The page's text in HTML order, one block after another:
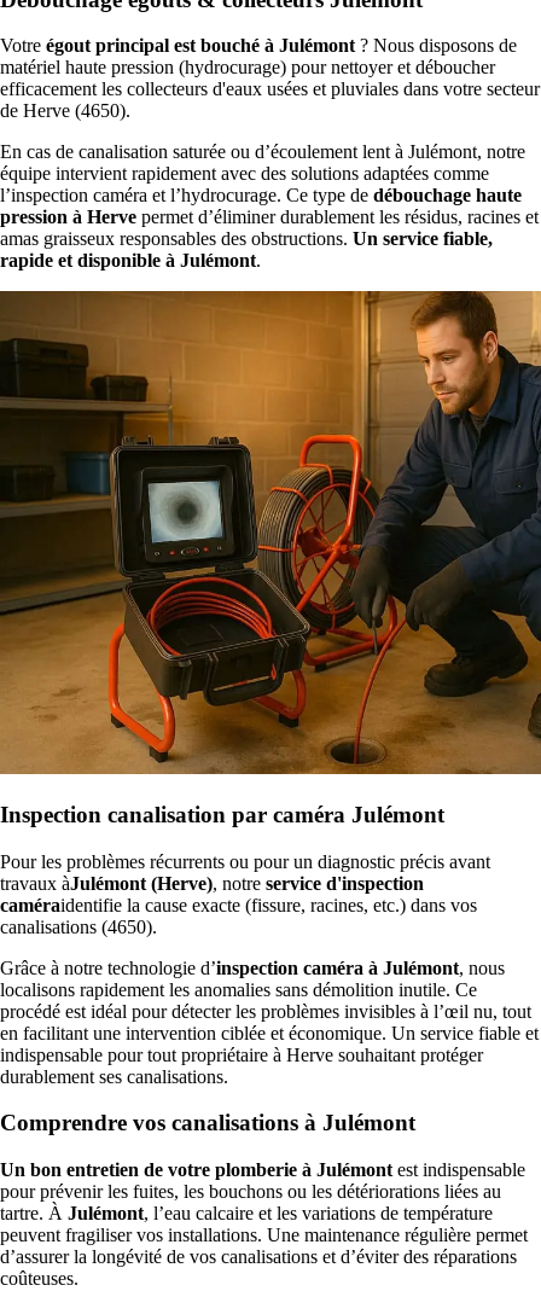
Votre égout principal est bouché à Julémont ? Nous disposons de
matériel haute pression (hydrocurage) pour nettoyer et déboucher
efficacement les collecteurs d'eaux usées et pluviales dans votre secteur
de Herve (4650).
En cas de canalisation saturée ou d’écoulement lent à Julémont, notre
équipe intervient rapidement avec des solutions adaptées comme
l’inspection caméra et l’hydrocurage. Ce type de débouchage haute
pression à Herve permet d’éliminer durablement les résidus, racines et
amas graisseux responsables des obstructions. Un service fiable,
rapide et disponible à Julémont.
Inspection canalisation par caméra Julémont
Pour les problèmes récurrents ou pour un diagnostic précis avant
travaux àJulémont (Herve), notre service d'inspection
caméraidentifie la cause exacte (fissure, racines, etc.) dans vos
canalisations (4650).
Grâce à notre technologie d’inspection caméra à Julémont, nous
localisons rapidement les anomalies sans démolition inutile. Ce
procédé est idéal pour détecter les problèmes invisibles à l’œil nu, tout
en facilitant une intervention ciblée et économique. Un service fiable et
indispensable pour tout propriétaire à Herve souhaitant protéger
durablement ses canalisations.
Comprendre vos canalisations à Julémont
Un bon entretien de votre plomberie à Julémont est indispensable
pour prévenir les fuites, les bouchons ou les détériorations liées au
tartre. À Julémont, l’eau calcaire et les variations de température
peuvent fragiliser vos installations. Une maintenance régulière permet
d’assurer la longévité de vos canalisations et d’éviter des réparations
coûteuses.